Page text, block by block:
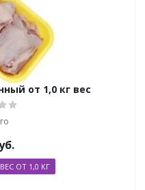
от 1,0 кг вес
ОТ 1,0 КГ